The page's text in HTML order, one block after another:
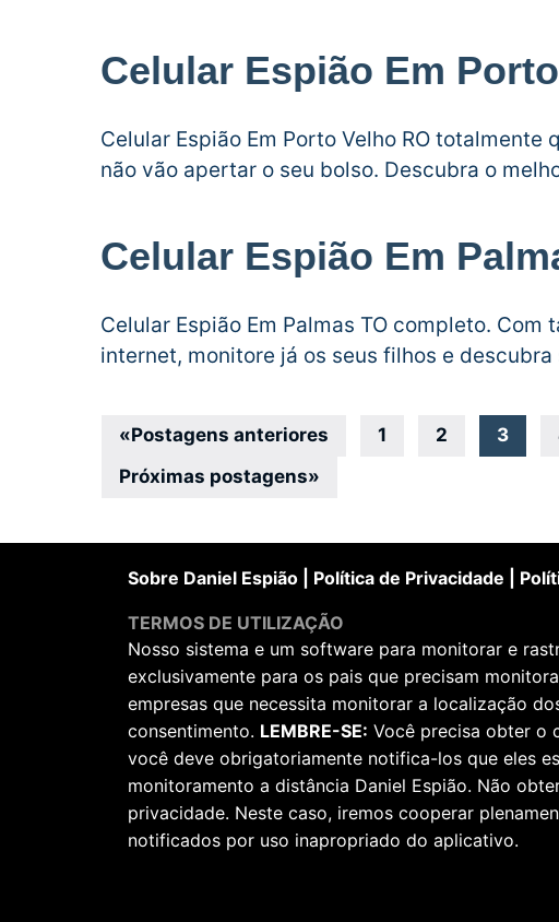
Celular Espião Em
Celular Espião Em Porto Velho RO
não vão apertar o seu bolso. Descubra o
Celular Espião Em
Celular Espião Em Palmas TO completo.
internet, monitore já os seus filhos e
Navegação
por
«Postagens anteriores 1 2 3
Próximas postagens»
Sobre Daniel Espião Política de Privacidade
TERMOS DE UTILIZAÇÃO
Nosso sistema e um software para monitorar e
exclusivamente para os pais que precisam
empresas que necessita monitorar a localização
consentimento. LEMBRE-SE: Você precisa obter o
você deve obrigatoriamente notifica-los que eles
monitoramento a distância Daniel Espião. Não
privacidade. Neste caso, iremos cooperar
notificados por uso inapropriado do aplicativo.